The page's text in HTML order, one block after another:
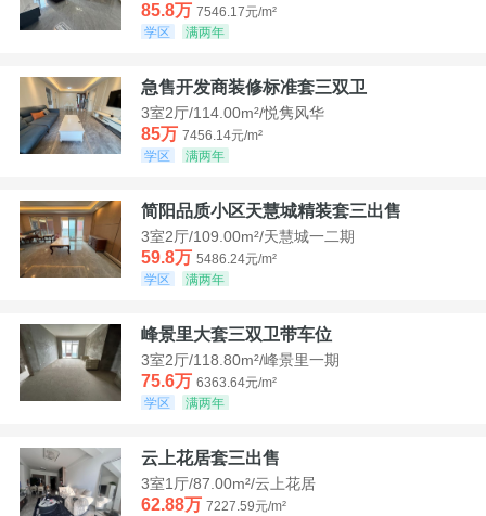
85.8万 7546.17元/m²
学区
满两年
急售开发商装修标准套三双卫
3室2厅/114.00m²/悦隽风华
85万 7456.14元/m²
学区
满两年
简阳品质小区天慧城精装套三出售
3室2厅/109.00m²/天慧城一二期
59.8万 5486.24元/m²
学区
满两年
峰景里大套三双卫带车位
3室2厅/118.80m²/峰景里一期
75.6万 6363.64元/m²
学区
满两年
云上花居套三出售
3室1厅/87.00m²/云上花居
62.88万 7227.59元/m²